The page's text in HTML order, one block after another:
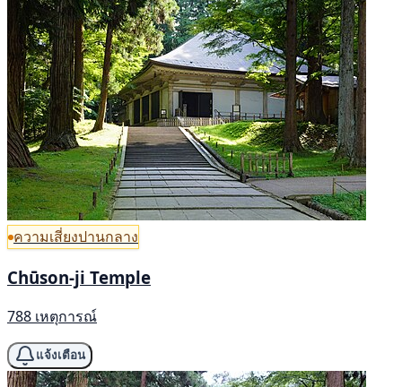
ความเสี่ยงปานกลาง
Chūson-ji Temple
788 เหตุการณ์
แจ้งเตือน